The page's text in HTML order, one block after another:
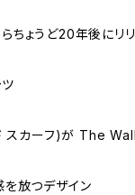
ちょうど20年後にリ
カーフ)が The
を放つデザイン